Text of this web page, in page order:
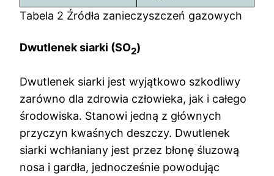
Tabela 2 Źródła zanieczyszczeń gazowych
Dwutlenek siarki (SO2)
Dwutlenek siarki jest wyjątkowo szkodliwy
zarówno dla zdrowia człowieka, jak i całego
środowiska. Stanowi jedną z głównych
przyczyn kwaśnych deszczy. Dwutlenek
siarki wchłaniany jest przez błonę śluzową
nosa i gardła, jednocześnie powodując